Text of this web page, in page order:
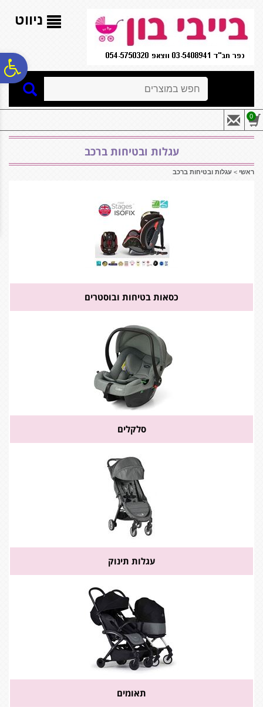
נגישות
אתר
המרכזי
ניווט
0
עגלות ובטיחות ברכב
ראשי > עגלות ובטיחות ברכב
כסאות בטיחות ובוסטרים
סלקלים
עגלות תינוק
תאומים